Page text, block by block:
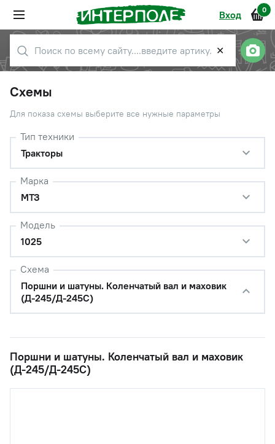
Вход 0
✕
Схемы
Для показа схемы выберите все нужные параметры
Тип техники
Тракторы
Марка
МТЗ
Модель
1025
Схема
Поршни и шатуны. Коленчатый вал и маховик
(Д-245/Д-245С)
Поршни и шатуны. Коленчатый вал и маховик
(Д-245/Д-245С)